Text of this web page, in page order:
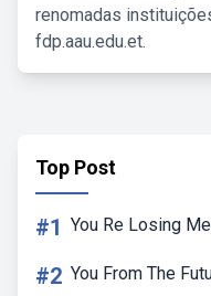
renomadas
fdp.aau.edu.et.
Top Post
#1 You Re Losing
#2 You From The